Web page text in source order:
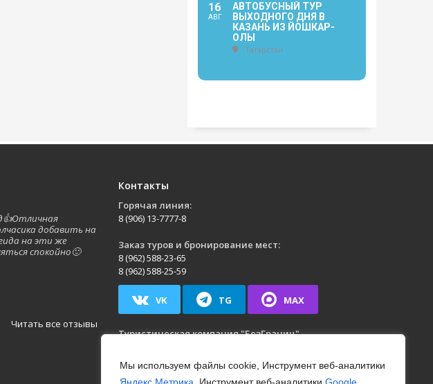
Мы используем файлы cookie, Инструмент веб-аналитики
16
АВГ
АВТОБУСНЫЙ ТУР
ВЫХОДНОГО ДНЯ В
КАЗАНЬ ИЗ ЙОШКАР-
ОЛЫ
Татарстан
добавить на
на эти же
спокойно🙂
Читать все отзывы
Контакты
Горячая линия:
8 (906) 13-7777-8
Заказ туров и бронирование мест:
8 (962) 588-23-65
8 (962) 588-25-59
VK TG MAX
Туристическая компания"БезГраниц"
Пн.-Пт.: с 09:00 до 17:00